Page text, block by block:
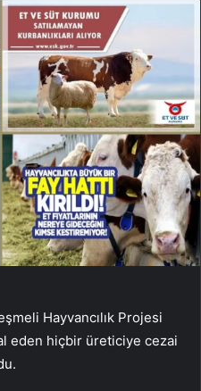
Hayvancılık Projesi
eden hiçbir üreticiye cezai